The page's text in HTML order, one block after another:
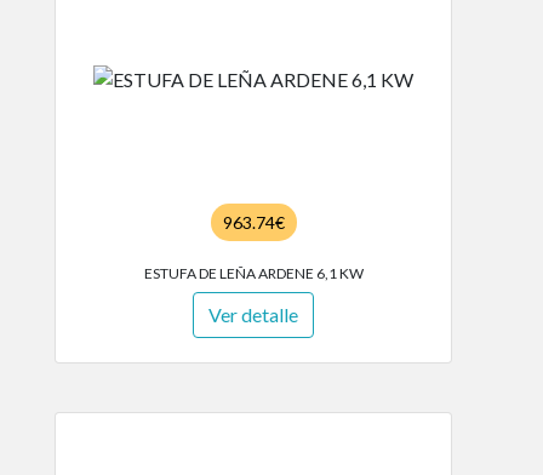
963.74€
ESTUFA DE LEÑA ARDENE 6,1 KW
Ver detalle